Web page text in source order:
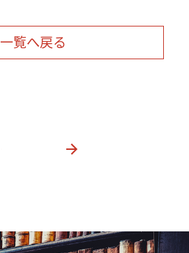
一覧へ戻る